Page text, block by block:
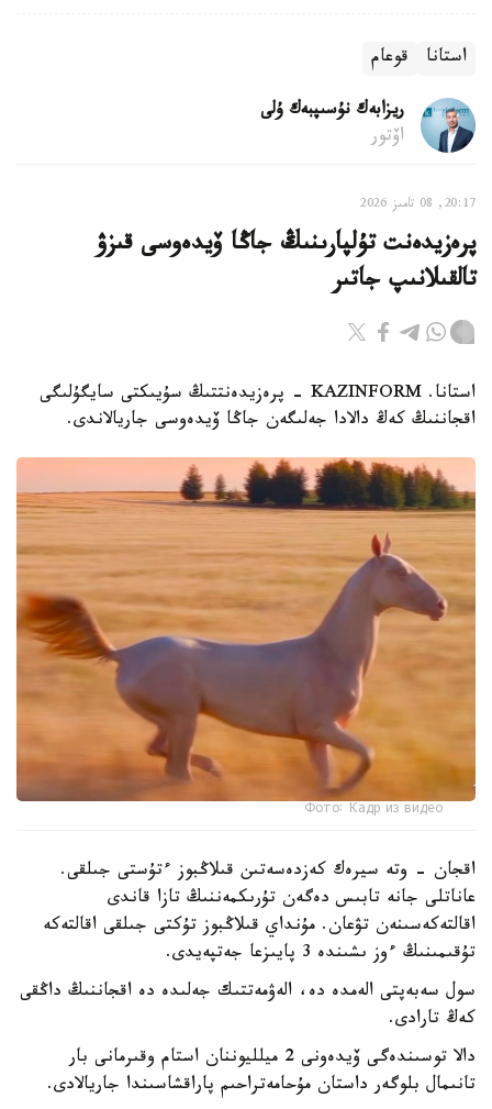
استانا قوعام
ريزابەك نۇسىپبەك ۇلى
اۆتور
20:17, 08 تامىز 2026
پرەزيدەنت تۇلپارىنىڭ جاڭا ۆيدەوسى قىزۋ
تالقىلانىپ جاتىر
استانا. KAZINFORM - پرەزيدەنتتىڭ سۇيىكتى سايگۇلىگى
اقجاننىڭ كەڭ دالادا جەلىگەن جاڭا ۆيدەوسى جاريالاندى.
Фото: Кадр из видео
اقجان - وتە سيرەك كەزدەسەتىن قىلاڭبوز ءتۇستى جىلقى.
عاناتلى جانە تابىس دەگەن تۇرىكمەننىڭ تازا قاندى
اقالتەكەسىنەن تۋعان. مۇنداي قىلاڭبوز تۇكتى جىلقى اقالتەكە
تۇقىمىنىڭ ءوز ىشىندە 3 پايىزعا جەتپەيدى.
سول سەبەپتى الەمدە دە، الەۋمەتتىك جەلىدە دە اقجاننىڭ داڭقى
كەڭ تارادى.
دالا توسىندەگى ۆيدەونى 2 ميلليوننان استام وقىرمانى بار
تانىمال بلوگەر داستان مۇحامەتراحىم پاراقشاسىندا جاريالادى.